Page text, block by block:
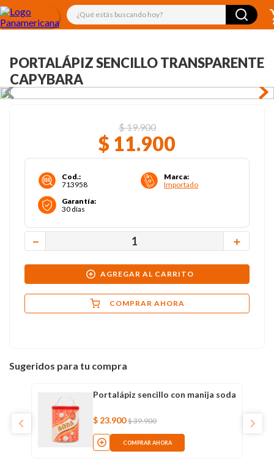
¿Qué estás buscando hoy?
PORTALÁPIZ SENCILLO TRANSPARENTE
CAPYBARA
$19.900
$ 11.900
Cod.:
713958
Marca:
Importado
Garantía:
30 días
＋
－
AGREGAR AL CARRITO
COMPRAR AHORA
Sugeridos para tu compra
Portalápiz sencillo con manija soda
$ 23.900 $39.900
COMPRAR AHORA